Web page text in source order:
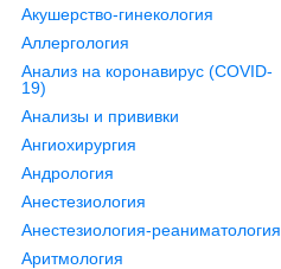
Акушерство-гинекология
Аллергология
Анализ на коронавирус (COVID-
19)
Анализы и прививки
Ангиохирургия
Андрология
Анестезиология
Анестезиология-реаниматология
Аритмология